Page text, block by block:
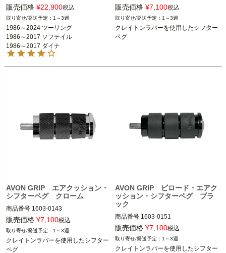
旧型番：40-4253BK
1986～2024 ツーリング FLHX、FLH
T、FLTR、FLHR
※フットペグ装着車
1986～2017 ソフテイル
1986～2017 ダイナ
1986～2021 スポーツスター
販売価格 ¥22,900税込
1～3週
1986～2024 ツーリング
1986～2017 ソフテイル
1986～2017 ダイナ
1986～2021 スポーツスター
全車種
AVON（エイボン）
販売価格 ¥7,100税込
1～3週
クレイトンラバーを使用したシフター
ペグ
AVON GRIP エアクッション・
シフターペグ クローム
商品番号 1603-0143
全車種
AVON（エイボン）
販売価格 ¥7,100税込
1～3週
クレイトンラバーを使用したシフター
ペグ
AVON GRIP ビロード・エアク
ッション・シフターペグ ブラ
ック
商品番号 1603-0151
全車種
販売価格 ¥7,100税込
1～3週
クレイトンラバーを使用したシフター